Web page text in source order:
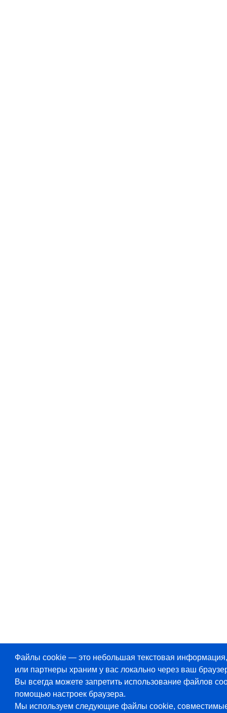
Файлы cookie — это небольшая текстовая
или партнеры храним у вас локально через ваш
Вы всегда можете запретить использование файлов
помощью настроек браузера.
Мы используем следующие файлы cookie,